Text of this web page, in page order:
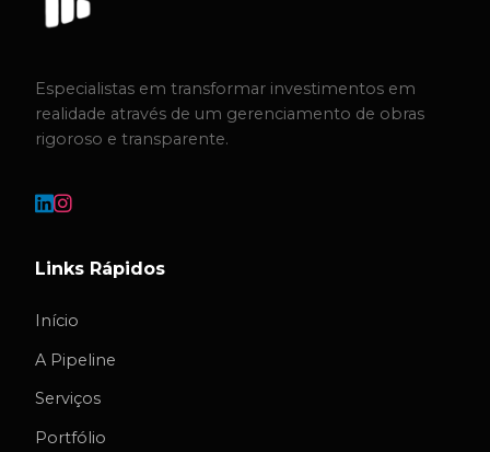
Especialistas em transformar investimentos em
realidade através de um gerenciamento de obras
rigoroso e transparente.
Links Rápidos
Início
A Pipeline
Serviços
Portfólio